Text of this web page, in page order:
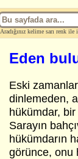
Aradığınız kelime sarı renk ile
Eden
Eski
dinlemeden,
hükümdar, bir
Sarayın
hükümdarın
görünce, onu